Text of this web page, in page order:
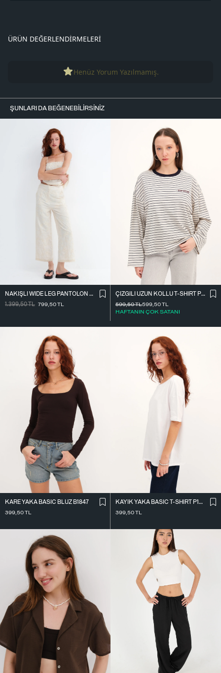
ÜRÜN DEĞERLENDIRMELERI
Henüz Yorum Yazılmamış.
ŞUNLARI DA BEĞENEBILIRSINIZ
NAKIŞLI WIDE LEG PANTOLON PN01918
1.399,50TL 799,50TL
ÇIZGILI UZUN KOLLU T-SHIRT P10522
599,50TL
HAFTANIN ÇOK SATANI
599,50TL
KARE YAKA BASIC BLUZ B1847
399,50TL
KAYIK YAKA BASIC T-SHIRT P1822
399,50TL